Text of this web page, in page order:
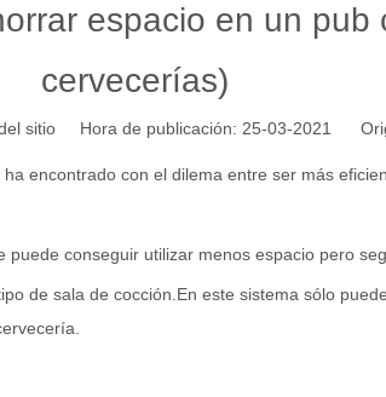
espacio en un pub
cervecerías)
sitio Hora de publicación: 25-03-2021
encontrado con el dilema entre ser más
puede conseguir utilizar menos espacio pero
de sala de cocción.En este sistema sólo